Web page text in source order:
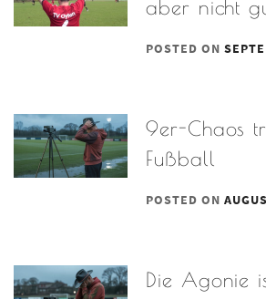
aber nicht
POSTED ON
9er-Chaos
Fußball
POSTED ON
Die Agonie